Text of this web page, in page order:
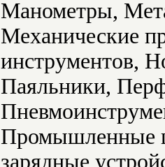
Манометры,
Механические
инструментов,
Паяльники,
Промышленные
зарядные